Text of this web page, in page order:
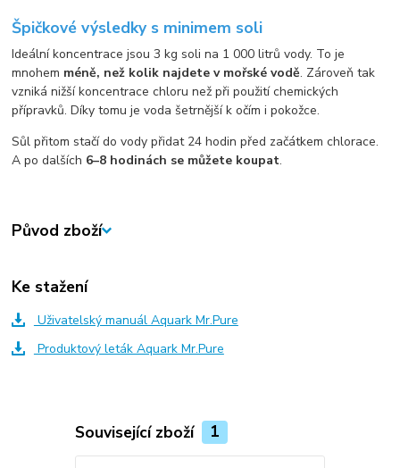
Špičkové výsledky s minimem soli
Ideální koncentrace jsou 3 kg soli na 1 000 litrů vody. To je
mnohem méně, než kolik najdete v mořské vodě. Zároveň tak
vzniká nižší koncentrace chloru než při použití chemických
přípravků. Díky tomu je voda šetrnější k očím i pokožce.
Sůl přitom stačí do vody přidat 24 hodin před začátkem chlorace.
A po dalších 6–8 hodinách se můžete koupat.
Původ zboží
Ke stažení
Uživatelský manuál Aquark Mr.Pure
Produktový leták Aquark Mr.Pure
Související zboží 1